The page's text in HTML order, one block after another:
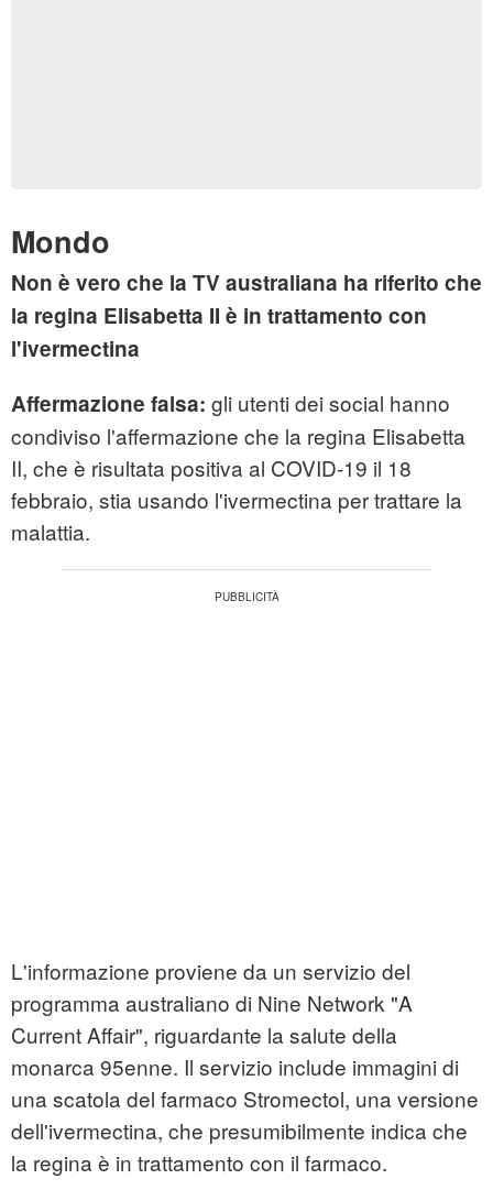
Mondo
Non è vero che la TV australiana ha riferito che
la regina Elisabetta II è in trattamento con
l'ivermectina
Affermazione falsa: gli utenti dei social hanno
condiviso l'affermazione che la regina Elisabetta
II, che è risultata positiva al COVID-19 il 18
febbraio, stia usando l'ivermectina per trattare la
malattia.
L'informazione proviene da un servizio del
programma australiano di Nine Network "A
Current Affair", riguardante la salute della
monarca 95enne. Il servizio include immagini di
una scatola del farmaco Stromectol, una versione
dell'ivermectina, che presumibilmente indica che
la regina è in trattamento con il farmaco.